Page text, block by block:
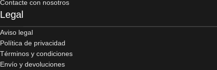
Contacte con nosotros
Legal
Aviso legal
Política de privacidad
Términos y condiciones
Envío y devoluciones